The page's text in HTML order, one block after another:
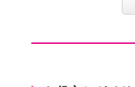
マジックポールの